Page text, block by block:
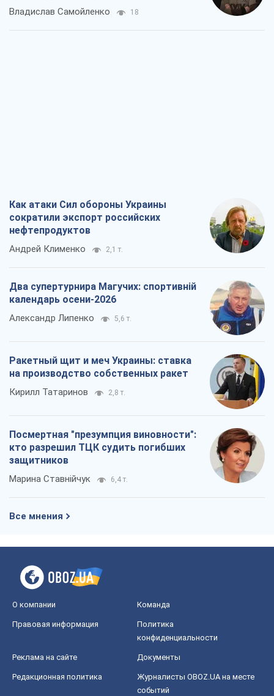
Владислав Самойленко 18
Как атаки Сил обороны Украины
сократили экспорт российских
нефтепродуктов
Андрей Клименко 2,1 т.
Два супертурнира Магучих: спортивній
календарь осени-2026
Александр Липенко 5,6 т.
Ракетный щит и меч Украины: ставка
на производство собственных ракет
Кирилл Татаринов 2,8 т.
Посмертная "презумпция виновности":
кто разрешил ТЦК судить погибших
защитников
Марина Ставнійчук 6,4 т.
Все мнения
О компании Команда
Правовая информация
Политика
конфиденциальности
Реклама на сайте Документы
Редакционная политика
Журналисты OBOZ.UA на месте
событий